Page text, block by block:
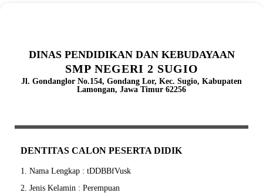
DINAS PENDIDIKAN DAN KEBUDAYAAN
SMP NEGERI 2 SUGIO
Jl. Gondanglor No.154, Gondang Lor, Kec. Sugio, Kabupaten
Lamongan, Jawa Timur 62256
DENTITAS CALON PESERTA DIDIK
1. Nama Lengkap : tDDBBfVusk
2. Jenis Kelamin : Perempuan